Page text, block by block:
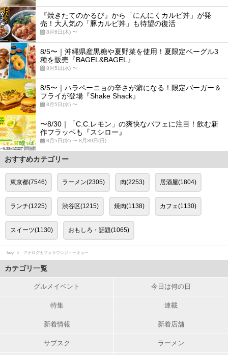
『焼きたてのかるび』から「にんにくカルビ丼」が発
売！大人気の「豚カルビ丼」も待望の復活
8月6日(木) 〜
8/5〜｜沖縄県産黒糖や夏野菜を使用！夏限定ベーグル3
種を販売『BAGEL&BAGEL』
8月5日(水) 〜
8/5〜｜ハラペーニョの辛さが癖になる！限定バーガー＆
フライが登場『Shake Shack』
8月5日(水) 〜
〜8/30｜「C.C.レモン」の爽快なパフェに注目！飲む新
作フラッペも『スシロー』
8月5日(水) 〜 8月30日(日)
おすすめカテゴリー
東京都(7546) ラーメン(2305) 肉(2253) 居酒屋(1804)
ランチ(1225) 渋谷区(1215) 焼肉(1138) カフェ(1130)
スイーツ(1130) おもしろ・話題(1065)
favy アナログカフェラウンジトーキョー
カテゴリ一覧
グルメイベント 今日は何の日
特集 連載
新着情報 新着店舗
サブスク ラーメン